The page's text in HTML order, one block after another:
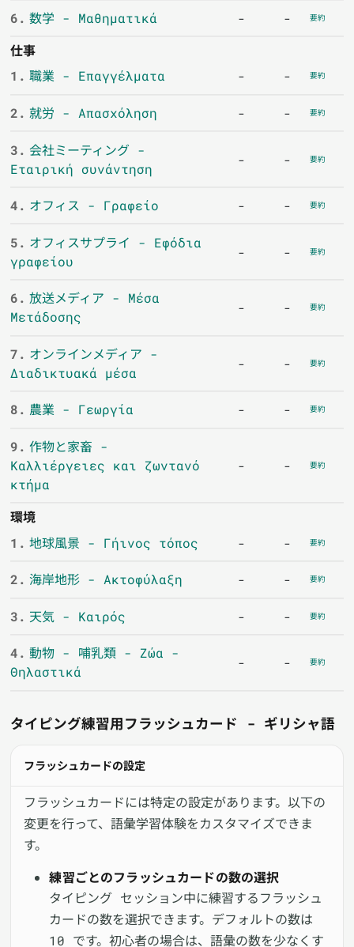
6. 数学 - Μαθηματικά - - 要約
仕事
1. 職業 - Επαγγέλματα - - 要約
2. 就労 - Απασχόληση - - 要約
3. 会社ミーティング -
Εταιρική συνάντηση
- - 要約
4. オフィス - Γραφείο - - 要約
5. オフィスサプライ - Εφόδια
γραφείου
- - 要約
6. 放送メディア - Μέσα
Μετάδοσης
- - 要約
7. オンラインメディア -
Διαδικτυακά μέσα
- - 要約
8. 農業 - Γεωργία - - 要約
9. 作物と家畜 -
Καλλιέργειες και ζωντανό
κτήμα
- - 要約
環境
1. 地球風景 - Γήινος τόπος - - 要約
2. 海岸地形 - Ακτοφύλαξη - - 要約
3. 天気 - Καιρός - - 要約
4. 動物 - 哺乳類 - Ζώα -
Θηλαστικά
- - 要約
タイピング練習用フラッシュカード - ギリシャ語
フラッシュカードの設定
フラッシュカードには特定の設定があります。以下の
変更を行って、語彙学習体験をカスタマイズできま
す。
練習ごとのフラッシュカードの数の選択
タイピング セッション中に練習するフラッシュ
カードの数を選択できます。デフォルトの数は
10 です。初心者の場合は、語彙の数を少なくす